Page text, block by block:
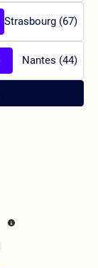
Strasbourg (67)
Nantes (44)